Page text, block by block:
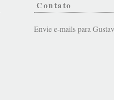
Contato
Envie e-mails para